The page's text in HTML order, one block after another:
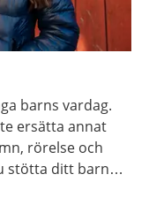
barns vardag.
ersätta annat
rörelse och
stötta ditt barn